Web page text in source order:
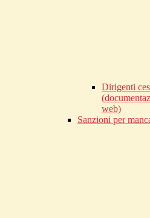
Dirigenti
web)
Sanzioni per